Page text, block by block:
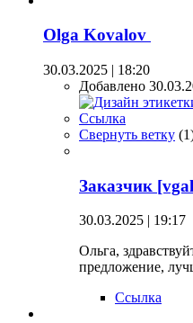
Olga Kovalov
30.03.2025 | 18:20
Добавлено
Ссылка
Свернуть ветку (1
Заказчик
30.03.2025 | 19:17
Ольга,
предложение,
Ссылка